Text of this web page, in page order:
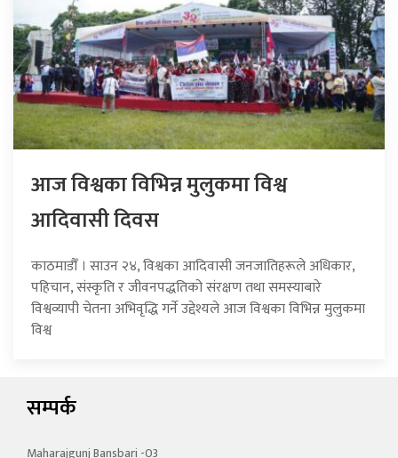
आज विश्वका विभिन्न मुलुकमा विश्व
आदिवासी दिवस
काठमाडौँ । साउन २४, विश्वका आदिवासी जनजातिहरूले अधिकार,
पहिचान, संस्कृति र जीवनपद्धतिको संरक्षण तथा समस्याबारे
विश्वव्यापी चेतना अभिवृद्धि गर्ने उद्देश्यले आज विश्वका विभिन्न मुलुकमा
विश्व
सम्पर्क
Maharajgunj Bansbari -03